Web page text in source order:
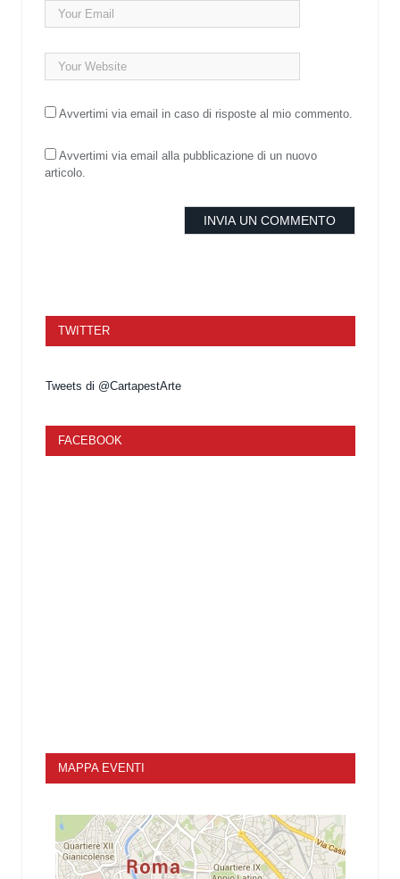
Avvertimi via email in caso di risposte al mio commento.
Avvertimi via email alla pubblicazione di un nuovo
articolo.
TWITTER
Tweets di @CartapestArte
FACEBOOK
MAPPA EVENTI